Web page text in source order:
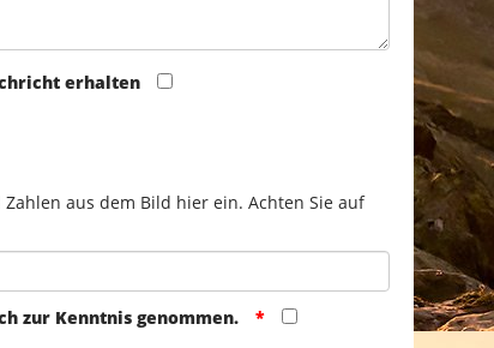
erhalten
aus dem Bild hier ein. Achten Sie auf
zur Kenntnis genommen.